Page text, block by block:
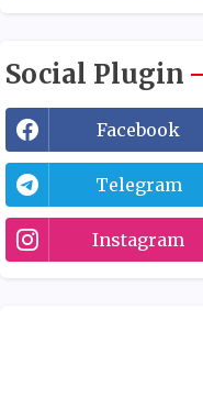
Social Plugin
Facebook
Telegram
Instagram